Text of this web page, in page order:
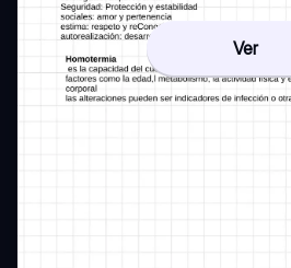
Ver